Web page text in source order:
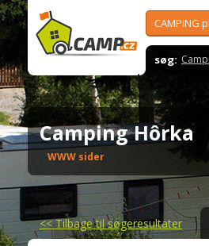
CAMPING
søg:
Camping Hôrka
WWW sider
<<Tilbage til søgeresultater